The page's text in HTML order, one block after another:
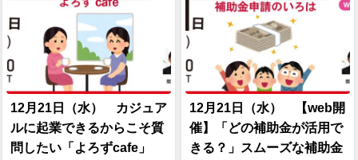
12月21日（水） カジュア
ルに起業できるからこそ質
問したい「よろずcafe」
12月21日（水） 【web開
催】「どの補助金が活用で
きる？」スムーズな補助金